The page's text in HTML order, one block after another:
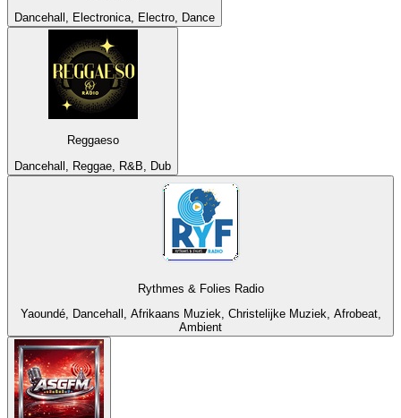
Dancehall, Electronica, Electro, Dance
Reggaeso
Dancehall, Reggae, R&B, Dub
Rythmes & Folies Radio
Yaoundé, Dancehall, Afrikaans Muziek, Christelijke Muziek, Afrobeat,
Ambient